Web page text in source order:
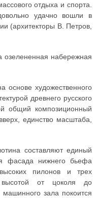
отдыха и спорта.
удачно вошли в
(архитекторы В. Петров,
озелененная набережная
основе художественного
древнего русского
общий композиционный
единство масштаба,
составляют единый
фасада нижнего бьефа
пилонов и трех
высотой от цоколя до
зала покоится